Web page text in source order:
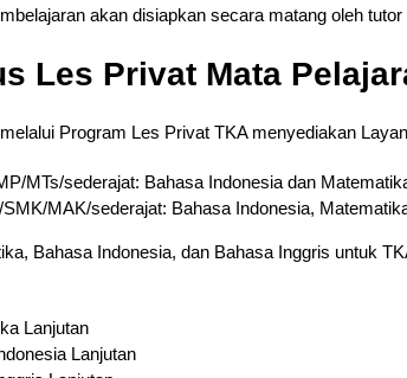
akan disiapkan secara matang oleh
Les Privat Mata
Program Les Privat TKA menyediakan
MTs/sederajat: Bahasa Indonesia dan
MAK/sederajat: Bahasa Indonesia,
Bahasa Indonesia, dan Bahasa Inggris untuk
Lanjutan
Lanjutan